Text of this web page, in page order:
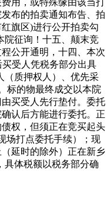
用，或特殊缘由该当打
布的拍卖通知布告、拍
旗区)进行公开拍卖勾
院征询！十五、颠末竞
公开通明，十四、本次
受人凭税务部分出具
（质押权人）、优先采
标的物最终成交以本院
买受人先行垫付。委托
认后方能进行委托。正
权，但须正在竞买起头
场打点委托手续）；现
延时的除外）正在新乡
具体税额以税务部分确